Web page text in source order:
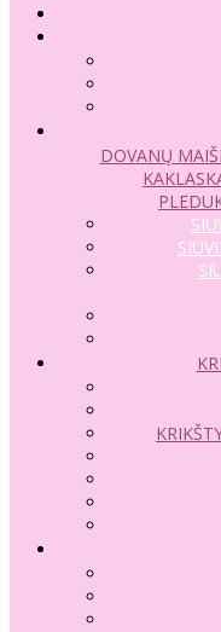
DOVANŲ